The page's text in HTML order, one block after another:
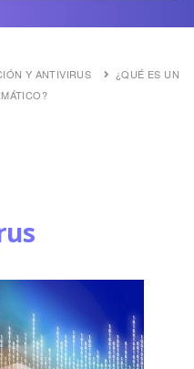
Y ANTIVIRUS
¿QUÉ ES UN